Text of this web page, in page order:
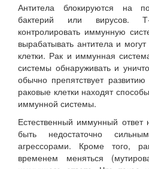
Антитела блокируются на
бактерий или вирусов.
контролировать иммунную
вырабатывать антитела и
клетки. Рак и иммунная
системы обнаруживать и
обычно препятствует
раковые клетки находят
иммунной системы.
Естественный иммунный ответ
быть недостаточно
агрессорами. Кроме того,
временем меняться